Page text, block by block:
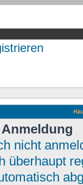
nicht
überhaupt